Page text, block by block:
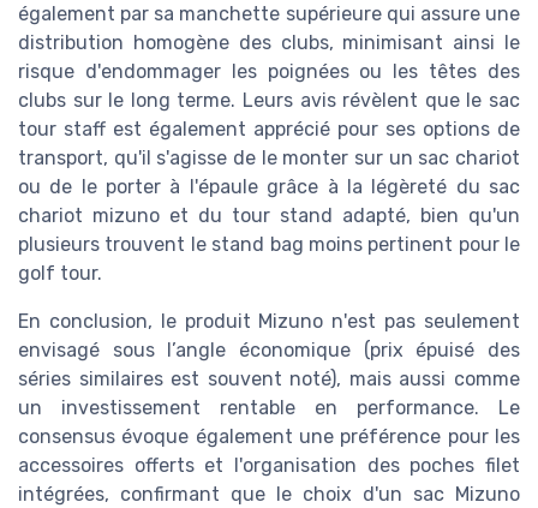
également par sa manchette supérieure qui assure une
distribution homogène des clubs, minimisant ainsi le
risque d'endommager les poignées ou les têtes des
clubs sur le long terme. Leurs avis révèlent que le sac
tour staff est également apprécié pour ses options de
transport, qu'il s'agisse de le monter sur un sac chariot
ou de le porter à l'épaule grâce à la légèreté du sac
chariot mizuno et du tour stand adapté, bien qu'un
plusieurs trouvent le stand bag moins pertinent pour le
golf tour.
En conclusion, le produit Mizuno n'est pas seulement
envisagé sous l’angle économique (prix épuisé des
séries similaires est souvent noté), mais aussi comme
un investissement rentable en performance. Le
consensus évoque également une préférence pour les
accessoires offerts et l'organisation des poches filet
intégrées, confirmant que le choix d'un sac Mizuno